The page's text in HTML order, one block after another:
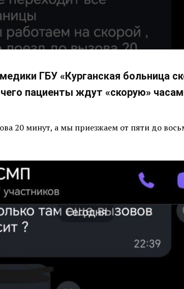
ГБУ «Курганская больница
пациенты ждут «скорую»
20 минут, а мы приезжаем от пяти до